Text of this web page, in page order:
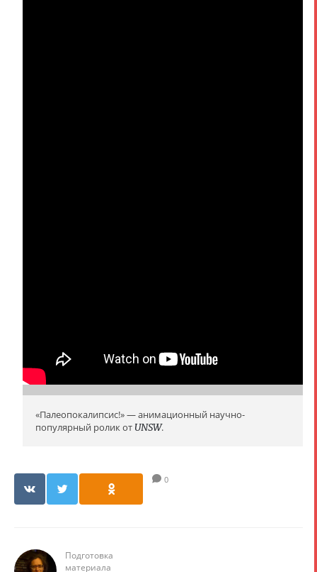
«Палеопокалипсис!» — анимационный научно-
популярный ролик от UNSW.
0
Подготовка
материала